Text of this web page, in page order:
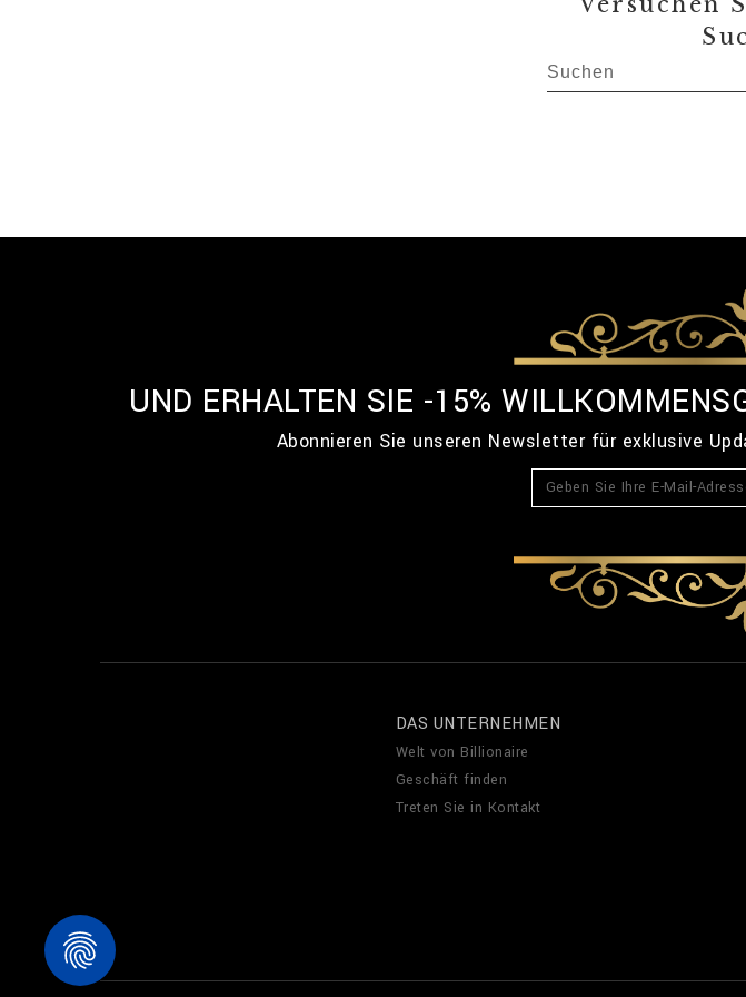
UND ERHALTEN SIE -15%
Abonnieren Sie unseren Newsletter für exklusive
DAS UNTERNEHMEN
Welt von Billionaire
Geschäft finden
Treten Sie in Kontakt